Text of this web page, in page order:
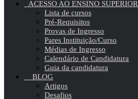
ACESSO AO ENSINO SUPERIOR
Lista de cursos
Pré-Requisitos
Provas de Ingresso
Pares Instituição/Curso
Médias de Ingresso
Calendário de Candidatura
Guia da candidatura
BLOG
Artigos
Desafios